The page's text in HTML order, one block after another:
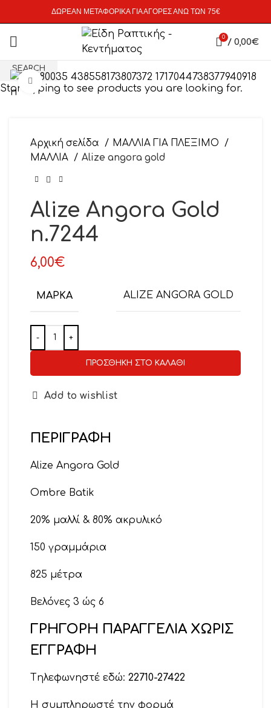
ΔΩΡΕΑΝ ΜΕΤΑΦΟΡΙΚΑ ΓΙΑ ΑΓΟΡΕΣ ΑΝΩ ΤΩΝ 75€
0 / 0,00€
Click to enlarge
Αρχική σελίδα
ΜΑΛΛΙΑ ΓΙΑ ΠΛΕΞΙΜΟ
ΜΑΛΛΙΑ
Alize angora gold
Alize Angora Gold
n.7244
6,00€
ΜΆΡΚΑ ALIZE ANGORA GOLD
ΠΡΟΣΘΉΚΗ ΣΤΟ ΚΑΛΆΘΙ
Add to wishlist
ΠΕΡΙΓΡΑΦΉ
Alize Angora Gold
Ombre Batik
20% μαλλί & 80% ακρυλικό
150 γραμμάρια
825 μέτρα
Βελόνες 3 ώς 6
Βελονάκι 3 έως 5
ΓΡΗΓΟΡΗ ΠΑΡΑΓΓΕΛΙΑ ΧΩΡΙΣ
ΕΓΓΡΑΦΗ
Tηλεφωνηστέ εδώ: 22710-27422
Η συμπληρωστέ την φορμά
SEARCH
Start typing to see products you are looking for.